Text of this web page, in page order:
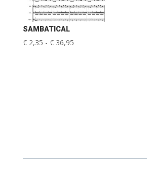
SAMBATICAL
€2,35 - €36,95Prijsklasse: